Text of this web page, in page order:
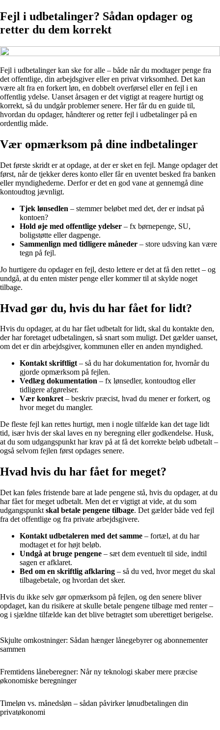
Fejl i udbetalinger? Sådan opdager og
retter du dem korrekt
Fejl i udbetalinger kan ske for alle – både når du modtager penge fra
det offentlige, din arbejdsgiver eller en privat virksomhed. Det kan
være alt fra en forkert løn, en dobbelt overførsel eller en fejl i en
offentlig ydelse. Uanset årsagen er det vigtigt at reagere hurtigt og
korrekt, så du undgår problemer senere. Her får du en guide til,
hvordan du opdager, håndterer og retter fejl i udbetalinger på en
ordentlig måde.
Vær opmærksom på dine indbetalinger
Det første skridt er at opdage, at der er sket en fejl. Mange opdager det
først, når de tjekker deres konto eller får en uventet besked fra banken
eller myndighederne. Derfor er det en god vane at gennemgå dine
kontoudtog jævnligt.
Tjek lønsedlen – stemmer beløbet med det, der er indsat på
kontoen?
Hold øje med offentlige ydelser – fx børnepenge, SU,
boligstøtte eller dagpenge.
Sammenlign med tidligere måneder – store udsving kan være
tegn på fejl.
Jo hurtigere du opdager en fejl, desto lettere er det at få den rettet – og
undgå, at du enten mister penge eller kommer til at skylde noget
tilbage.
Hvad gør du, hvis du har fået for lidt?
Hvis du opdager, at du har fået udbetalt for lidt, skal du kontakte den,
der har foretaget udbetalingen, så snart som muligt. Det gælder uanset,
om det er din arbejdsgiver, kommunen eller en anden myndighed.
Kontakt skriftligt– så du har dokumentation for, hvornår du
gjorde opmærksom på fejlen.
Vedlæg dokumentation – fx lønsedler, kontoudtog eller
tidligere afgørelser.
Vær konkret– beskriv præcist, hvad du mener er forkert, og
hvor meget du mangler.
De fleste fejl kan rettes hurtigt, men i nogle tilfælde kan det tage lidt
tid, især hvis der skal laves en ny beregning eller godkendelse. Husk,
at du som udgangspunkt har krav på at få det korrekte beløb udbetalt –
også selvom fejlen først opdages senere.
Hvad hvis du har fået for meget?
Det kan føles fristende bare at lade pengene stå, hvis du opdager, at du
har fået for meget udbetalt. Men det er vigtigt at vide, at du som
udgangspunkt skal betale pengene tilbage. Det gælder både ved fejl
fra det offentlige og fra private arbejdsgivere.
Kontakt udbetaleren med det samme – fortæl, at du har
modtaget et for højt beløb.
Undgå at bruge pengene – sæt dem eventuelt til side, indtil
sagen er afklaret.
Bed om en skriftlig afklaring – så du ved, hvor meget du skal
tilbagebetale, og hvordan det sker.
Hvis du ikke selv gør opmærksom på fejlen, og den senere bliver
opdaget, kan du risikere at skulle betale pengene tilbage med renter –
og i sjældne tilfælde kan det blive betragtet som uberettiget berigelse.
Skjulte omkostninger: Sådan hænger lånegebyrer og abonnementer
sammen
Fremtidens låneberegner: Når ny teknologi skaber mere præcise
økonomiske beregninger
Timeløn vs. månedsløn – sådan påvirker lønudbetalingen din
privatøkonomi